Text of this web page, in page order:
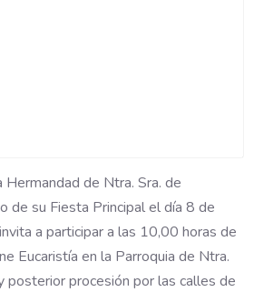
Hermandad de Ntra. Sra. de
de su Fiesta Principal el día 8 de
a participar a las 10,00 horas de
Eucaristía en la Parroquia de Ntra.
posterior procesión por las calles de